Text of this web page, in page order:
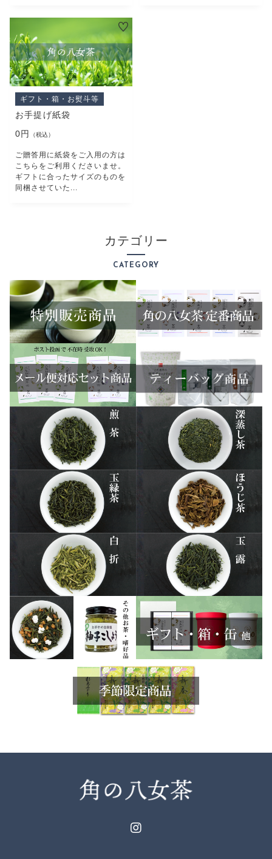
ギフト・箱・お熨斗等
お手提げ紙袋
0円
（税込）
ご贈答用に紙袋をご入用の方は
こちらをご利用くださいませ。
ギフトに合ったサイズのものを
同梱させていた...
カテゴリー
CATEGORY